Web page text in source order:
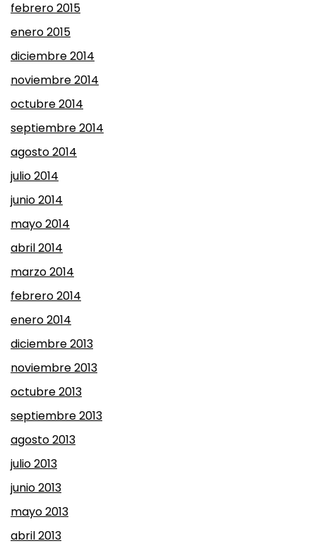
febrero 2015
enero 2015
diciembre 2014
noviembre 2014
octubre 2014
septiembre 2014
agosto 2014
julio 2014
junio 2014
mayo 2014
abril 2014
marzo 2014
febrero 2014
enero 2014
diciembre 2013
noviembre 2013
octubre 2013
septiembre 2013
agosto 2013
julio 2013
junio 2013
mayo 2013
abril 2013